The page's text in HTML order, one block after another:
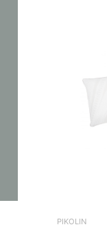
PIKOLIN